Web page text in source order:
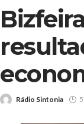
Rádio Sintonia